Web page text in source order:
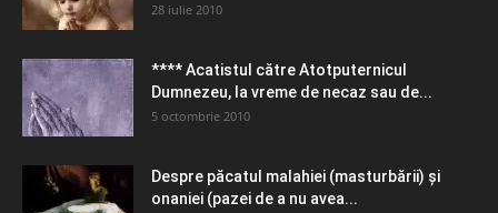
28 iulie 2010
**** Acatistul către Atotputernicul
Dumnezeu, la vreme de necaz sau de...
5 octombrie 2010
Despre păcatul malahiei (masturbării) şi
onaniei (pazei de a nu avea...